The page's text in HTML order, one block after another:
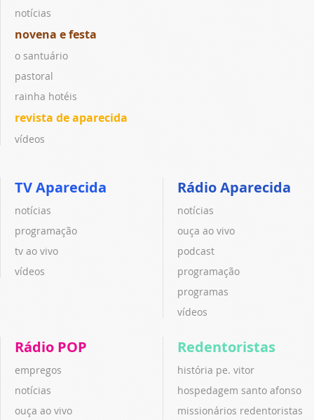
notícias
novena e festa
o santuário
pastoral
rainha hotéis
revista de aparecida
vídeos
TV Aparecida
notícias
programação
tv ao vivo
vídeos
Rádio Aparecida
notícias
ouça ao vivo
podcast
programação
programas
vídeos
Rádio POP
empregos
notícias
ouça ao vivo
Redentoristas
história pe. vitor
hospedagem santo afonso
missionários redentoristas